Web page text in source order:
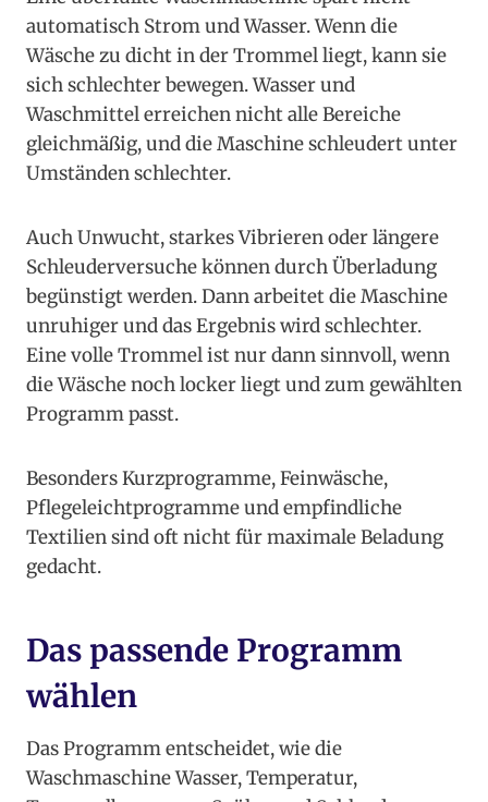
automatisch Strom und Wasser. Wenn die
Wäsche zu dicht in der Trommel liegt, kann sie
sich schlechter bewegen. Wasser und
Waschmittel erreichen nicht alle Bereiche
gleichmäßig, und die Maschine schleudert unter
Umständen schlechter.
Auch Unwucht, starkes Vibrieren oder längere
Schleuderversuche können durch Überladung
begünstigt werden. Dann arbeitet die Maschine
unruhiger und das Ergebnis wird schlechter.
Eine volle Trommel ist nur dann sinnvoll, wenn
die Wäsche noch locker liegt und zum gewählten
Programm passt.
Besonders Kurzprogramme, Feinwäsche,
Pflegeleichtprogramme und empfindliche
Textilien sind oft nicht für maximale Beladung
gedacht.
Das passende Programm
wählen
Das Programm entscheidet, wie die
Waschmaschine Wasser, Temperatur,